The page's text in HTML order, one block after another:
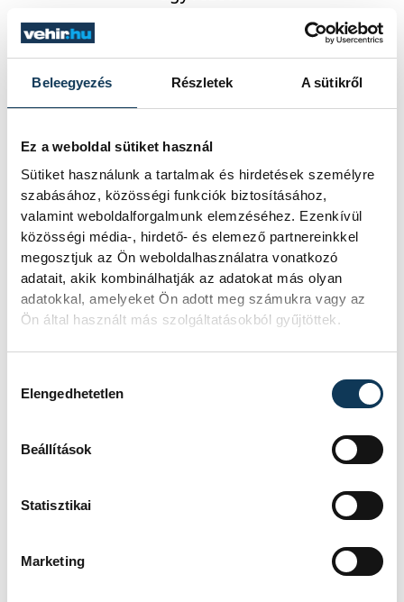
Beleegyezés Részletek A sütikről
Ez a weboldal sütiket használ
Sütiket használunk a tartalmak és hirdetések személyre
szabásához, közösségi funkciók biztosításához,
valamint weboldalforgalmunk elemzéséhez. Ezenkívül
közösségi média-, hirdető- és elemező partnereinkkel
megosztjuk az Ön weboldalhasználatra vonatkozó
adatait, akik kombinálhatják az adatokat más olyan
adatokkal, amelyeket Ön adott meg számukra vagy az
Ön által használt más szolgáltatásokból gyűjtöttek.
Elengedhetetlen
Beállítások
Statisztikai
Marketing
Zatkalik Dávid
sportrovatvezető
zatkalik.david@vehir.hu
Rompos Gergő
újságíró
Szendőfi Bori
szerkesztő